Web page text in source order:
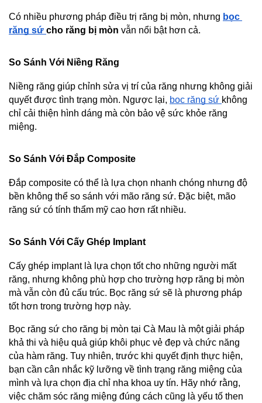
Có nhiều phương pháp điều trị răng bị mòn, nhưng bọc
răng sứ cho răng bị mòn vẫn nổi bật hơn cả.
So Sánh Với Niềng Răng
Niềng răng giúp chỉnh sửa vị trí của răng nhưng không giải
quyết được tình trạng mòn. Ngược lại, bọc răng sứ không
chỉ cải thiện hình dáng mà còn bảo vệ sức khỏe răng
miệng.
So Sánh Với Đắp Composite
Đắp composite có thể là lựa chọn nhanh chóng nhưng độ
bền không thể so sánh với mão răng sứ. Đặc biệt, mão
răng sứ có tính thẩm mỹ cao hơn rất nhiều.
So Sánh Với Cấy Ghép Implant
Cấy ghép implant là lựa chọn tốt cho những người mất
răng, nhưng không phù hợp cho trường hợp răng bị mòn
mà vẫn còn đủ cấu trúc. Bọc răng sứ sẽ là phương pháp
tốt hơn trong trường hợp này.
Bọc răng sứ cho răng bị mòn tại Cà Mau là một giải pháp
khả thi và hiệu quả giúp khôi phục vẻ đẹp và chức năng
của hàm răng. Tuy nhiên, trước khi quyết định thực hiện,
bạn cần cân nhắc kỹ lưỡng về tình trạng răng miệng của
mình và lựa chọn địa chỉ nha khoa uy tín. Hãy nhớ rằng,
việc chăm sóc răng miệng đúng cách cũng là yếu tố then